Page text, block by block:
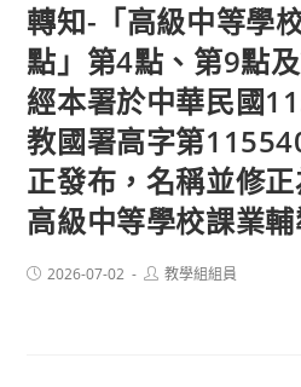
轉知-「高級中等學
點」第4點、第9點
經本署於中華民國
教國署高字第
正發布，名稱並修
高級中等學校課業輔
Post2026-07-02
Post教學組組員